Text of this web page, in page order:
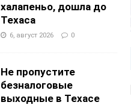
халапеньо, дошла до
Техаса
6, август 2026 0
Не пропустите
безналоговые
выходные в Техасе